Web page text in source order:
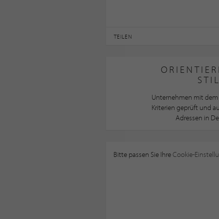
TEILEN
Unternehmen mit dem
Kriterien geprüft und
Adressen in
Bitte passen Sie IhreCookie-